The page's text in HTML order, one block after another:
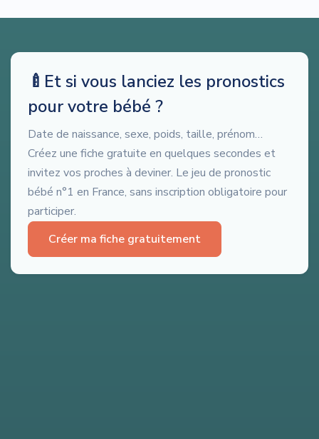
🍼 Et si vous lanciez les pronostics
pour votre bébé ?
Date de naissance, sexe, poids, taille, prénom…
Créez une fiche gratuite en quelques secondes et
invitez vos proches à deviner. Le jeu de pronostic
bébé n°1 en France, sans inscription obligatoire pour
participer.
Créer ma fiche gratuitement